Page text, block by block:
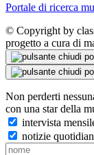
Portale di ricerca
© Copyright by
progetto a cura di
Non perderti
con una star della
intervista
notizie